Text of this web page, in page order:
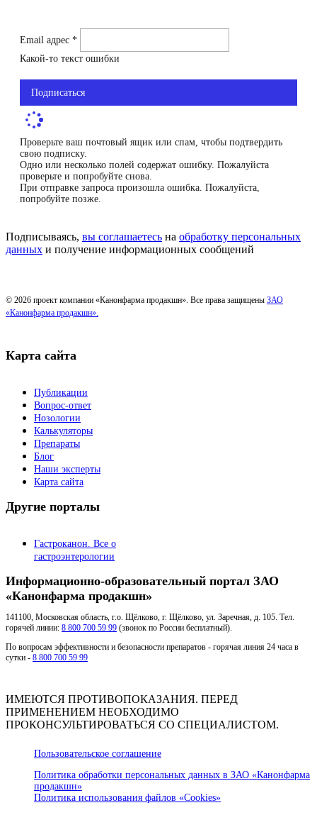
Email адрес *
Какой-то текст ошибки
Подписаться
Проверьте ваш почтовый ящик или спам, чтобы подтвердить
свою подписку.
Одно или несколько полей содержат ошибку. Пожалуйста
проверьте и попробуйте снова.
При отправке запроса произошла ошибка. Пожалуйста,
попробуйте позже.
Подписываясь, вы соглашаетесь на обработку персональных
данных и получение информационных сообщений
© 2026 проект компании «Канонфарма продакшн». Все права защищены ЗАО
«Канонфарма продакшн».
Карта сайта
Публикации
Вопрос-ответ
Нозологии
Калькуляторы
Препараты
Блог
Наши эксперты
Карта сайта
Другие порталы
Гастроканон. Все о
гастроэнтерологии
Информационно-образовательный портал ЗАО
«Канонфарма продакшн»
141100, Московская область, г.о. Щёлково, г. Щёлково, ул. Заречная, д. 105. Тел.
горячей линии: 8 800 700 59 99 (звонок по России бесплатный).
По вопросам эффективности и безопасности препаратов - горячая линия 24 часа в
сутки - 8 800 700 59 99
ИМЕЮТСЯ ПРОТИВОПОКАЗАНИЯ. ПЕРЕД
ПРИМЕНЕНИЕМ НЕОБХОДИМО
ПРОКОНСУЛЬТИРОВАТЬСЯ СО СПЕЦИАЛИСТОМ.
Пользовательское соглашение
Политика обработки персональных данных в ЗАО «Канонфарма
продакшн»
Политика использования файлов «Cookies»